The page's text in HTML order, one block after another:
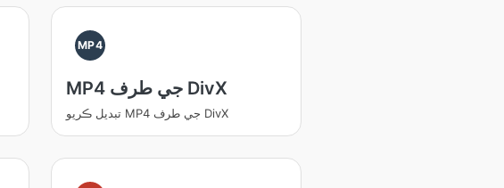
MP4
MP4 جي طرف DivX
تبديل ڪريو MP4 جي طرف DivX